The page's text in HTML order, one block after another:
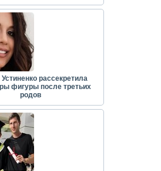
рассекретила
фигуры после третьих
родов